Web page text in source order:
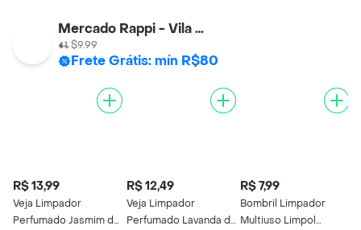
Mercado Rappi - Vila Olimpia
$9.99
Frete Grátis: mín R$80
R$ 13,99
Veja Limpador
Perfumado Jasmim do
R$ 12,49
Veja Limpador
Perfumado Lavanda da
R$ 7,99
Bombril Limpador
Multiuso Limpol